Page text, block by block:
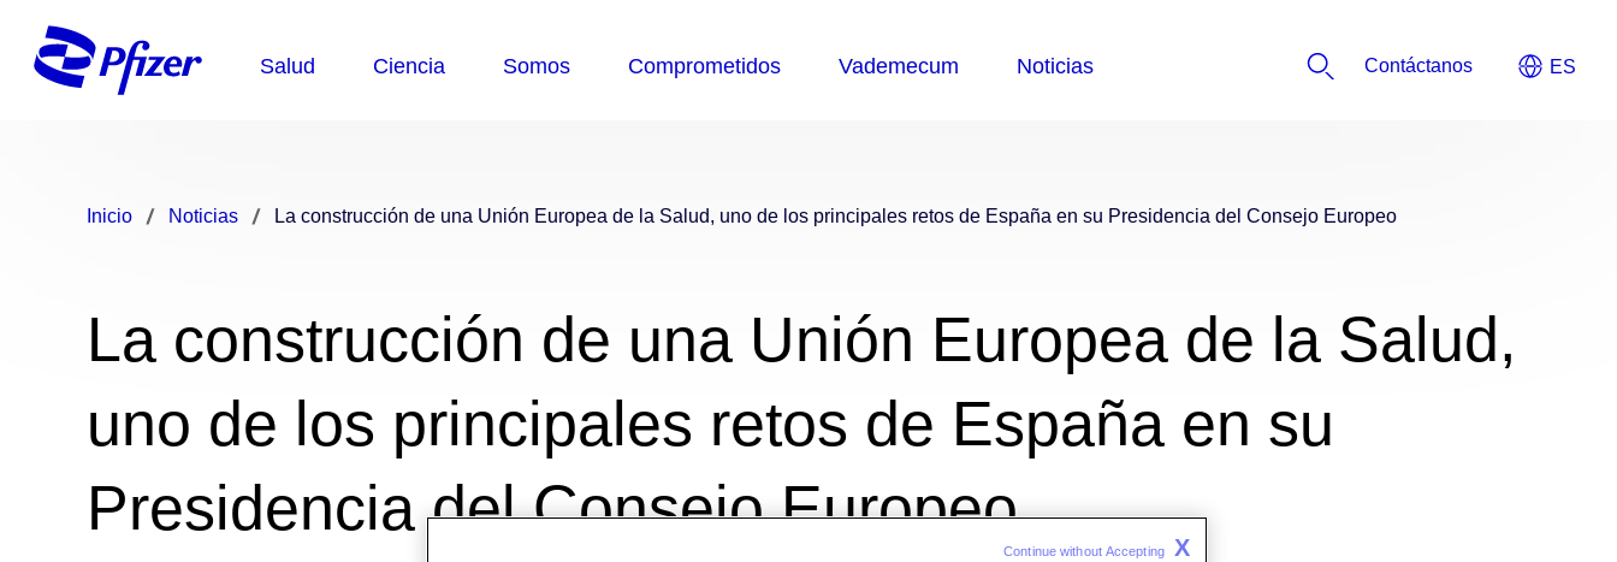
Contáctanos
Inicio Noticias La construcción de una Unión Europea de la Salud, uno de los principales retos de España en su Presidencia del Consejo Europeo
La construcción de una Unión Europea de la Salud,
uno de los principales retos de España en su
Presidencia del Consejo Europeo
Continue without Accepting X